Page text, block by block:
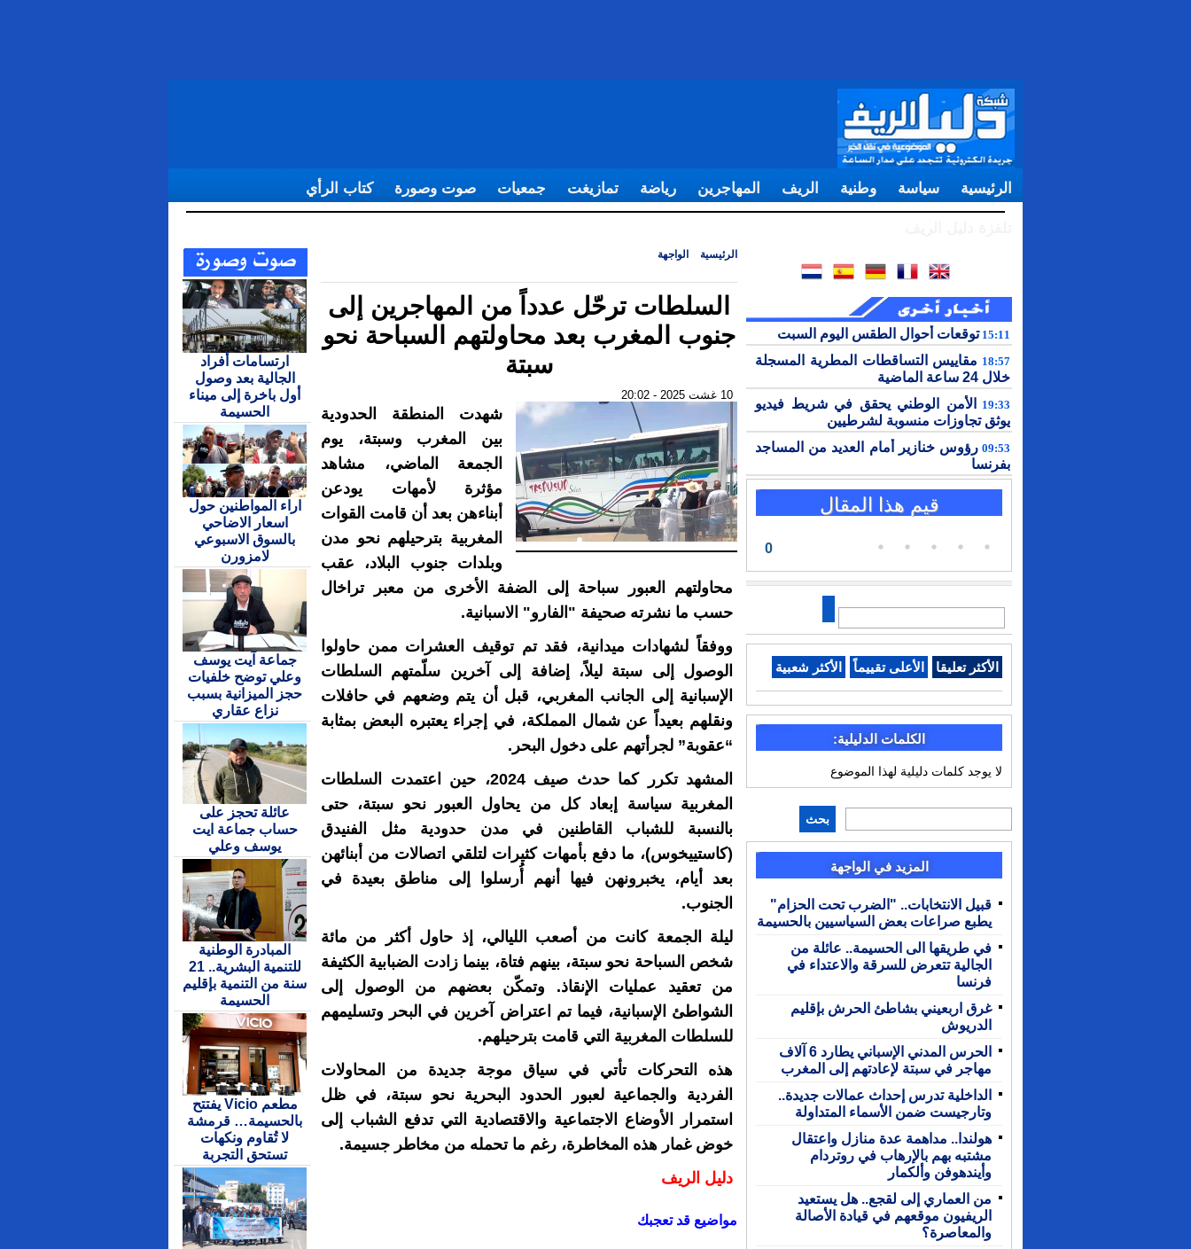
الرئيسية سياسة وطنية الريف المهاجرين رياضة تمازيغت جمعيات صوت وصورة كتاب الرأي
15:11 توقعات أحوال الطقس اليوم السبت
18:57 مقاييس التساقطات المطرية المسجلة
خلال 24 ساعة الماضية
19:33 الأمن الوطني يحقق في شريط فيديو
يوثق تجاوزات منسوبة لشرطيين
09:53 رؤوس خنازير أمام العديد من المساجد
بفرنسا
قيم هذا المقال
0
الأكثر تعليقا الأعلى تقييماً الأكثر شعبية
الكلمات الدليلية:
لا يوجد كلمات دليلية لهذا الموضوع
بحث
المزيد في الواجهة
قبيل الانتخابات.. "الضرب تحت الحزام"
يطبع صراعات بعض السياسيين بالحسيمة
في طريقها الى الحسيمة.. عائلة من
الجالية تتعرض للسرقة والاعتداء في
فرنسا
غرق اربعيني بشاطئ الحرش بإقليم
الدريوش
الحرس المدني الإسباني يطارد 6 آلاف
مهاجر في سبتة لإعادتهم إلى المغرب
الداخلية تدرس إحداث عمالات جديدة..
وتارجيست ضمن الأسماء المتداولة
هولندا.. مداهمة عدة منازل واعتقال
مشتبه بهم بالإرهاب في روتردام
وأيندهوفن وألكمار
من العماري إلى لقجع.. هل يستعيد
الريفيون موقعهم في قيادة الأصالة
والمعاصرة؟
الرئيسية الواجهة
السلطات ترحّل عدداً من المهاجرين إلى
جنوب المغرب بعد محاولتهم السباحة نحو
سبتة
10 غشت 2025 - 20:02
شهدت المنطقة الحدودية
بين المغرب وسبتة، يوم
الجمعة الماضي، مشاهد
مؤثرة لأمهات يودعن
أبناءهن بعد أن قامت القوات
المغربية بترحيلهم نحو مدن
وبلدات جنوب البلاد، عقب
محاولتهم العبور سباحة إلى الضفة الأخرى من معبر تراخال
حسب ما نشرته صحيفة "الفارو" الاسبانية.
ووفقاً لشهادات ميدانية، فقد تم توقيف العشرات ممن حاولوا
الوصول إلى سبتة ليلاً، إضافة إلى آخرين سلّمتهم السلطات
الإسبانية إلى الجانب المغربي، قبل أن يتم وضعهم في حافلات
ونقلهم بعيداً عن شمال المملكة، في إجراء يعتبره البعض بمثابة
“عقوبة” لجرأتهم على دخول البحر.
المشهد تكرر كما حدث صيف 2024، حين اعتمدت السلطات
المغربية سياسة إبعاد كل من يحاول العبور نحو سبتة، حتى
بالنسبة للشباب القاطنين في مدن حدودية مثل الفنيدق
(كاستييخوس)، ما دفع بأمهات كثيرات لتلقي اتصالات من أبنائهن
بعد أيام، يخبرونهن فيها أنهم أُرسلوا إلى مناطق بعيدة في
الجنوب.
ليلة الجمعة كانت من أصعب الليالي، إذ حاول أكثر من مائة
شخص السباحة نحو سبتة، بينهم فتاة، بينما زادت الضبابية الكثيفة
من تعقيد عمليات الإنقاذ. وتمكّن بعضهم من الوصول إلى
الشواطئ الإسبانية، فيما تم اعتراض آخرين في البحر وتسليمهم
للسلطات المغربية التي قامت بترحيلهم.
هذه التحركات تأتي في سياق موجة جديدة من المحاولات
الفردية والجماعية لعبور الحدود البحرية نحو سبتة، في ظل
استمرار الأوضاع الاجتماعية والاقتصادية التي تدفع الشباب إلى
خوض غمار هذه المخاطرة، رغم ما تحمله من مخاطر جسيمة.
دليل الريف
مواضيع قد تعجبك
ارتسامات أفراد
الجالية بعد وصول
أول باخرة إلى ميناء
الحسيمة
اراء المواطنين حول
اسعار الاضاحي
بالسوق الاسبوعي
لامزورن
جماعة آيت يوسف
وعلي توضح خلفيات
حجز الميزانية بسبب
نزاع عقاري
عائلة تحجز على
حساب جماعة ايت
يوسف وعلي
المبادرة الوطنية
للتنمية البشرية.. 21
سنة من التنمية بإقليم
الحسيمة
مطعم Vicio يفتتح
بالحسيمة… قرمشة
لا تُقاوم ونكهات
تستحق التجربة